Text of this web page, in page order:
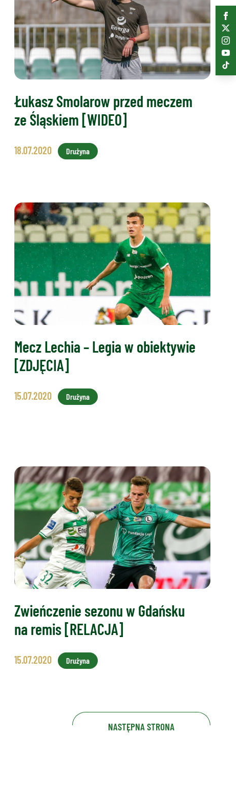
Łukasz Smolarow przed meczem
ze Śląskiem [WIDEO]
18.07.2020 Drużyna
Mecz Lechia – Legia w obiektywie
[ZDJĘCIA]
15.07.2020 Drużyna
Zwieńczenie sezonu w Gdańsku
na remis [RELACJA]
15.07.2020 Drużyna
NASTĘPNA STRONA